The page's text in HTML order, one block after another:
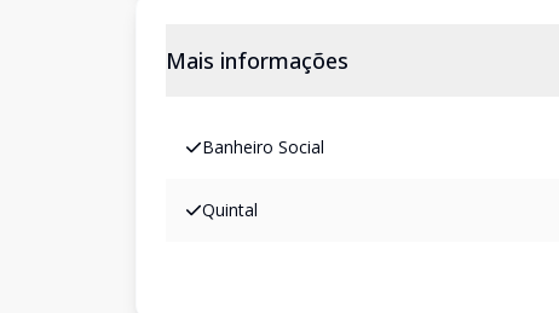
Mais informações
Banheiro Social
Quintal